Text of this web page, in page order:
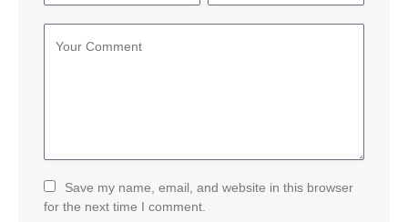
Save my name, email, and website in this browser
for the next time I comment.